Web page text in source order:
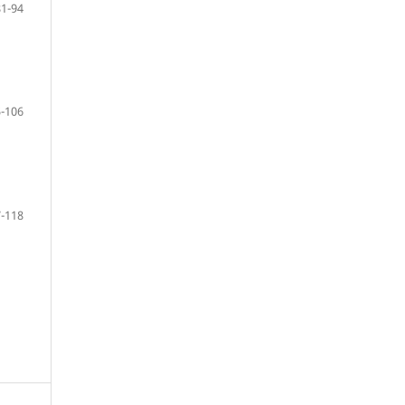
94
106
118